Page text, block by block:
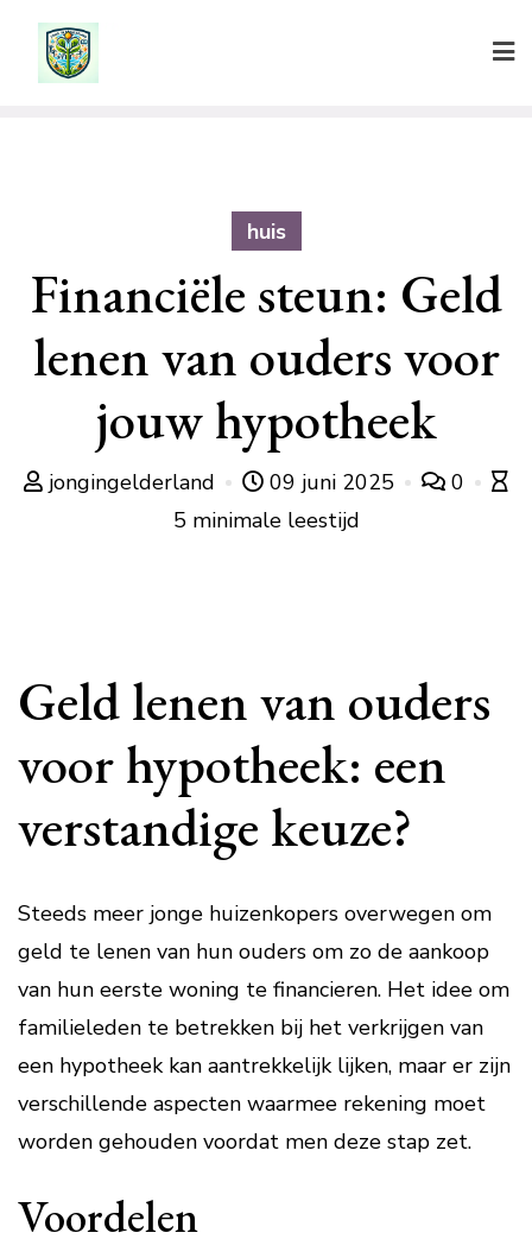
huis
Financiële steun: Geld
lenen van ouders voor
jouw hypotheek
jongingelderland 09 juni 2025
0
5 minimale leestijd
Geld lenen van ouders
voor hypotheek: een
verstandige keuze?
Steeds meer jonge huizenkopers overwegen om
geld te lenen van hun ouders om zo de aankoop
van hun eerste woning te financieren. Het idee om
familieleden te betrekken bij het verkrijgen van
een hypotheek kan aantrekkelijk lijken, maar er zijn
verschillende aspecten waarmee rekening moet
worden gehouden voordat men deze stap zet.
Voordelen